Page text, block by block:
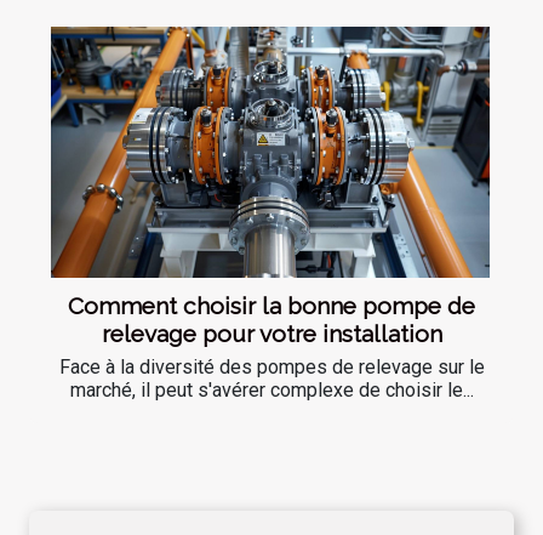
Comment choisir la bonne pompe de
relevage pour votre installation
Face à la diversité des pompes de relevage sur le
marché, il peut s'avérer complexe de choisir le...